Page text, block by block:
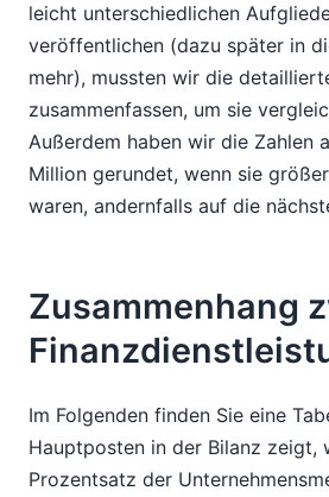
leicht unterschiedlichen
veröffentlichen (dazu später in
mehr), mussten wir die
zusammenfassen, um sie
Außerdem haben wir die Zahlen
Million gerundet, wenn sie
waren, andernfalls auf die
Zusammenhang
Im Folgenden finden Sie eine
Hauptposten in der Bilanz zeigt,
Prozentsatz der